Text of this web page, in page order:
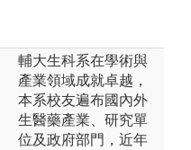
輔大生科系在學術與
產業領域成就卓越，
本系校友遍布國內外
生醫藥產業、研究單
位及政府部門，近年